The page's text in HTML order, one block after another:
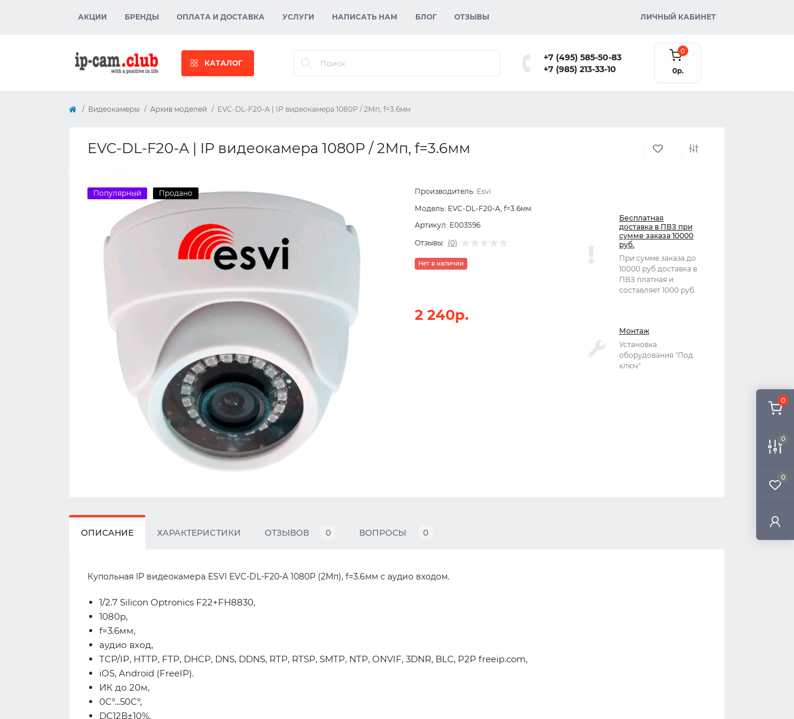
0
0
0
АКЦИИ БРЕНДЫ ОПЛАТА И ДОСТАВКА УСЛУГИ НАПИСАТЬ НАМ БЛОГ ОТЗЫВЫ ЛИЧНЫЙ КАБИНЕТ
КАТАЛОГ
+7 (495) 585-50-83
+7 (985) 213-33-10
0
0р.
Видеокамеры Архив моделей EVC-DL-F20-A | IP видеокамера 1080P / 2Мп, f=3.6мм
EVC-DL-F20-A | IP видеокамера 1080P / 2Мп, f=3.6мм
Популярный Продано Производитель: Esvi
Модель: EVC-DL-F20-A, f=3.6мм
Артикул: E003596
Отзывы: (0)
Нет в наличии
2 240р.
Бесплатная
доставка в ПВЗ при
сумме заказа 10000
руб.
При сумме заказа до
10000 руб доставка в
ПВЗ платная и
составляет 1000 руб.
Монтаж
Установка
оборудования "Под
ключ"
ОПИСАНИЕ ХАРАКТЕРИСТИКИ ОТЗЫВОВ 0 ВОПРОСЫ 0
Купольная IP видеокамера ESVI EVC-DL-F20-A 1080P (2Мп), f=3.6мм с аудио входом.
1/2.7 Silicon Optronics F22+FH8830,
1080p,
f=3.6мм,
аудио вход,
TCP/IP, HTTP, FTP, DHCP, DNS, DDNS, RTP, RTSP, SMTP, NTP, ONVIF, 3DNR, BLC, P2P freeip.com,
iOS, Android (FreeIP).
ИК до 20м,
0C°...50C°,
DC12В±10%,